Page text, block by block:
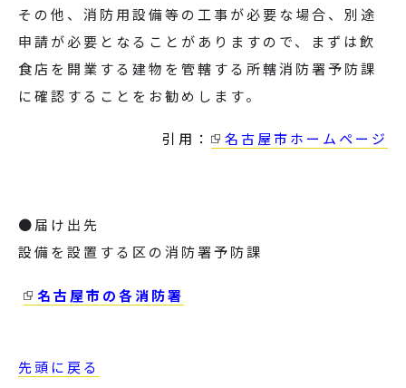
その他、消防用設備等の工事が必要な場合、別途
申請が必要となることがありますので、まずは飲
食店を開業する建物を管轄する所轄消防署予防課
に確認することをお勧めします。
引用： 名古屋市ホームページ
●届け出先
設備を設置する区の消防署予防課
名古屋市の各消防署
先頭に戻る